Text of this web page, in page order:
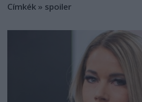
Címkék » spoiler